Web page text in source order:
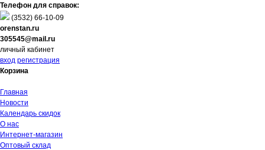
Телефон для справок:
(3532) 66-10-09
orenstan.ru
305545@mail.ru
личный кабинет
вход регистрация
Корзина
Главная
Новости
Календарь скидок
О нас
Интернет-магазин
Оптовый склад